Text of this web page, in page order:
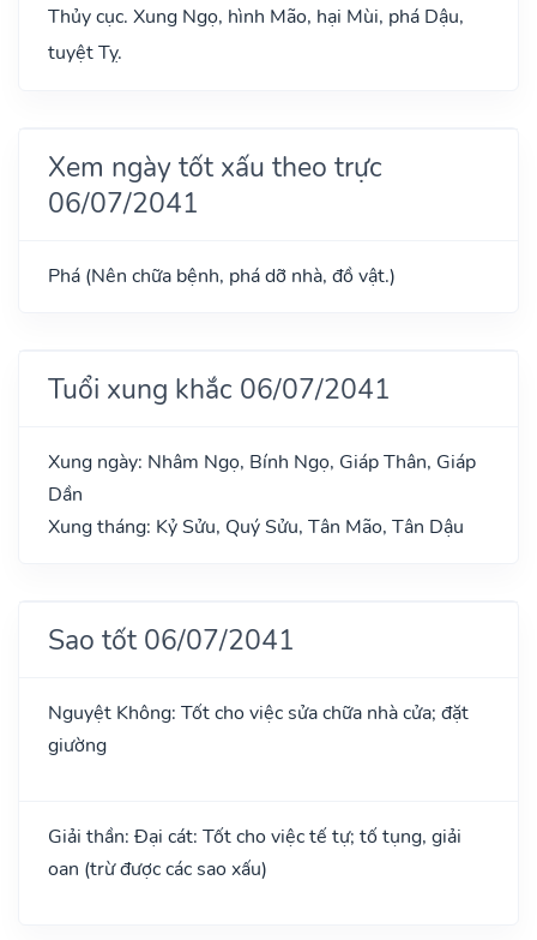
Thủy cục. Xung Ngọ, hình Mão, hại Mùi, phá Dậu,
tuyệt Tỵ.
Xem ngày tốt xấu theo trực
06/07/2041
Phá (Nên chữa bệnh, phá dỡ nhà, đồ vật.)
Tuổi xung khắc 06/07/2041
Xung ngày: Nhâm Ngọ, Bính Ngọ, Giáp Thân, Giáp
Dần
Xung tháng: Kỷ Sửu, Quý Sửu, Tân Mão, Tân Dậu
Sao tốt 06/07/2041
Nguyệt Không: Tốt cho việc sửa chữa nhà cửa; đặt
giường
Giải thần: Đại cát: Tốt cho việc tế tự; tố tụng, giải
oan (trừ được các sao xấu)